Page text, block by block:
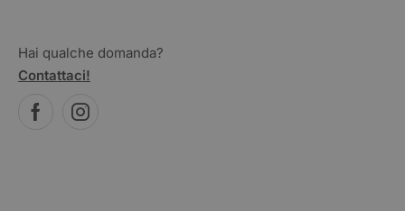
Hai qualche domanda?
Contattaci!